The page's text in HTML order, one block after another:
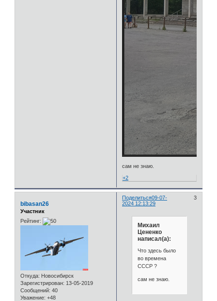
сам не знаю.
+2
Поделиться 3
09-07-
2024 12:13:29
bibasan26
Участник
Рейтинг:
Откуда: Новосибирск
Зарегистрирован: 13-05-2019
Сообщений: 40
Уважение: +48
Михаил
Цененко
написал(а):
Что здесь было
во времена
СССР ?
сам не знаю.